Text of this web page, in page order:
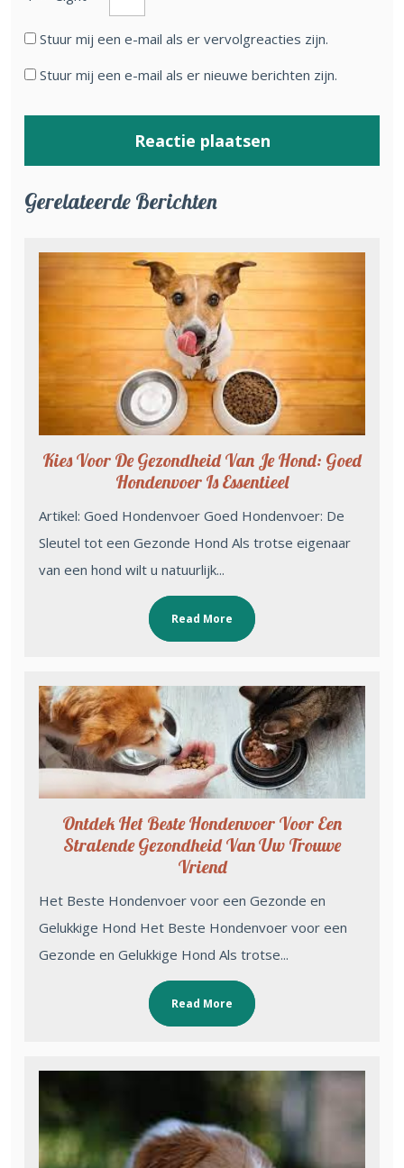
Stuur mij een e-mail als er vervolgreacties zijn.
Stuur mij een e-mail als er nieuwe berichten zijn.
Gerelateerde Berichten
Kies Voor De Gezondheid Van Je Hond: Goed
Hondenvoer Is Essentieel
Artikel: Goed Hondenvoer Goed Hondenvoer: De
Sleutel tot een Gezonde Hond Als trotse eigenaar
van een hond wilt u natuurlijk...
Read More
Ontdek Het Beste Hondenvoer Voor Een
Stralende Gezondheid Van Uw Trouwe
Vriend
Het Beste Hondenvoer voor een Gezonde en
Gelukkige Hond Het Beste Hondenvoer voor een
Gezonde en Gelukkige Hond Als trotse...
Read More